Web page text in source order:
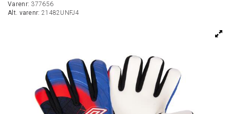
Varenr: 377656
Alt. varenr: 21482UNFJ4